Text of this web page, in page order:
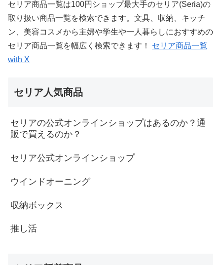
セリア商品一覧は100円ショップ最大手のセリア(Seria)の
取り扱い商品一覧を検索できます。文具、収納、キッチ
ン、美容コスメから主婦や学生や一人暮らしにおすすめの
セリア商品一覧を幅広く検索できます！ セリア商品一覧
with X
セリア人気商品
セリアの公式オンラインショップはあるのか？通
販で買えるのか？
セリア公式オンラインショップ
ウインドオーニング
収納ボックス
推し活